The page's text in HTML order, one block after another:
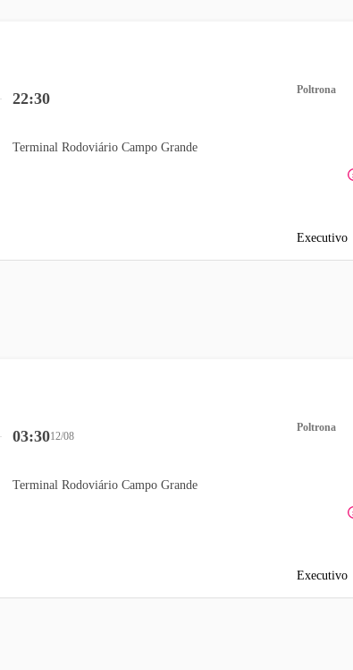
22:30
Terminal Rodoviário Campo Grande
Poltrona
Executivo
03:3012/08
Terminal Rodoviário Campo Grande
Poltrona
Executivo